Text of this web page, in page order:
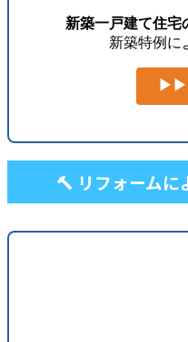
新築一戸建て住宅
新築特例に
▶▶
🔨 リフォーム